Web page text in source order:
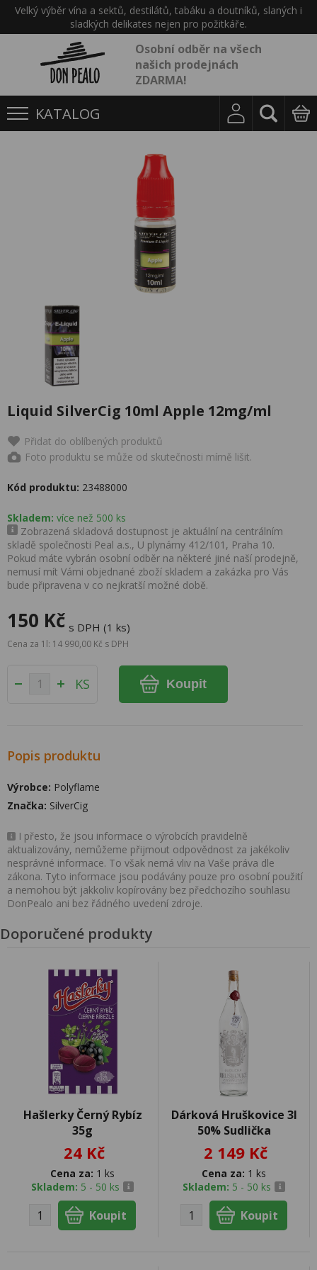
Velký výběr vína a sektů, destilátů, tabáku a doutníků, slaných i
sladkých delikates nejen pro požitkáře.
Osobní odběr na všech
našich prodejnách
ZDARMA!
KATALOG
Liquid SilverCig 10ml Apple 12mg/ml
Přidat do oblíbených produktů
Foto produktu se může od skutečnosti mírně lišit.
Kód produktu: 23488000
Skladem: více než 500 ks
Zobrazená skladová dostupnost je aktuální na centrálním
skladě společnosti Peal a.s., U plynárny 412/101, Praha 10.
Pokud máte vybrán osobní odběr na některé jiné naší prodejně,
nemusí mít Vámi objednané zboží skladem a zakázka pro Vás
bude připravena v co nejkratší možné době.
150 Kč s DPH (1 ks)
Cena za 1l: 14 990,00 Kč s DPH
KS Koupit
Popis produktu
Výrobce: Polyflame
Značka: SilverCig
I přesto, že jsou informace o výrobcích pravidelně
aktualizovány, nemůžeme přijmout odpovědnost za jakékoliv
nesprávné informace. To však nemá vliv na Vaše práva dle
zákona. Tyto informace jsou podávány pouze pro osobní použití
a nemohou být jakkoliv kopírovány bez předchozího souhlasu
DonPealo ani bez řádného uvedení zdroje.
Doporučené produkty
Hašlerky Černý Rybíz
35g
24 Kč
Cena za: 1 ks
Skladem: 5 - 50 ks
Dárková Hruškovice 3l
50% Sudlička
2 149 Kč
Cena za: 1 ks
Skladem: 5 - 50 ks